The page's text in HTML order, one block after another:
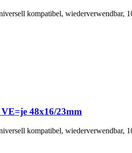
kompatibel,
48x16/23mm
kompatibel,